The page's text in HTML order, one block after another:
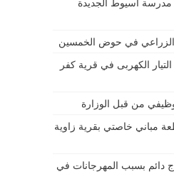
في حوض الخمسين
الكهربى في قرية كفر
من قبل الوزارة
مباني خاصتي بقرية زاوية
دائم بسبب المهرجانات في